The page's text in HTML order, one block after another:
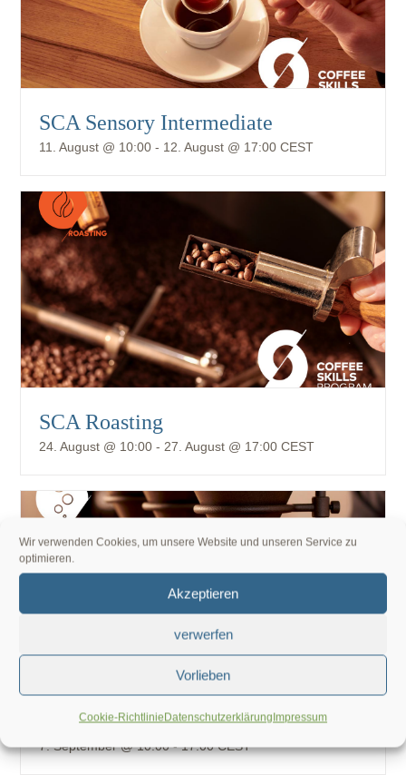
Wir verwenden Cookies, um unsere Website und unseren Service zu
optimieren.
Akzeptieren
verwerfen
Vorlieben
Cookie-RichtlinieDatenschutzerklärungImpressum
SCA Sensory Intermediate
11. August @ 10:00 - 12. August @ 17:00 CEST
SCA Roasting
24. August @ 10:00 - 27. August @ 17:00 CEST
SCA Brewing Foundation
7. September @ 10:00-17:00 CEST